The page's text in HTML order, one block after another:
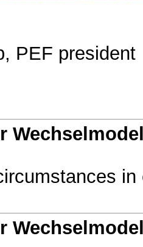
PEF president